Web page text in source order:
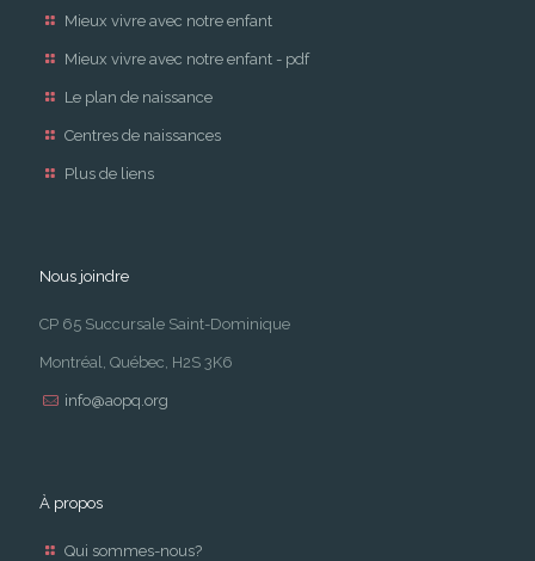
Mieux vivre avec notre enfant
Mieux vivre avec notre enfant - pdf
Le plan de naissance
Centres de naissances
Plus de liens
Nous joindre
CP 65 Succursale Saint-Dominique
Montréal, Québec, H2S 3K6
info@aopq.org
À propos
Qui sommes-nous?